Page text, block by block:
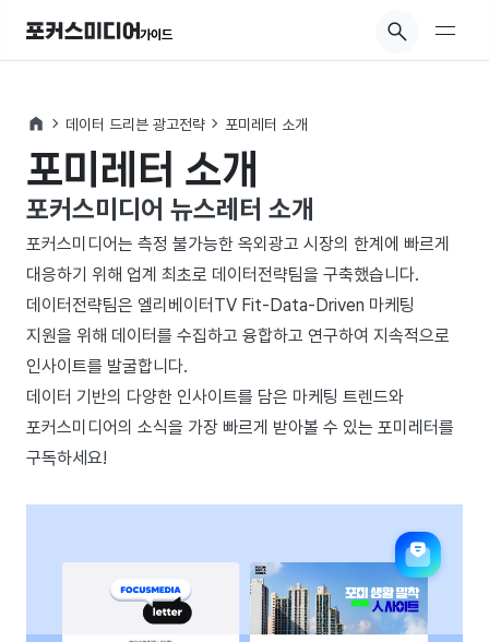
가이드
데이터 드리븐 광고전략 포미레터 소개
포미레터 소개
포커스미디어 뉴스레터 소개
포커스미디어는 측정 불가능한 옥외광고 시장의 한계에 빠르게
대응하기 위해 업계 최초로 데이터전략팀을 구축했습니다.
데이터전략팀은 엘리베이터TV Fit-Data-Driven 마케팅
지원을 위해 데이터를 수집하고 융합하고 연구하여 지속적으로
인사이트를 발굴합니다.
데이터 기반의 다양한 인사이트를 담은 마케팅 트렌드와
포커스미디어의 소식을 가장 빠르게 받아볼 수 있는 포미레터를
구독하세요!